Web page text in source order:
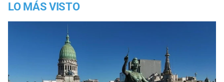
LO MÁS VISTO